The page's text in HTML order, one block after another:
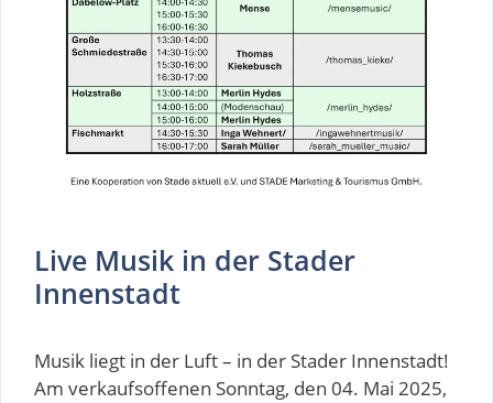
Live Musik in der Stader
Innenstadt
Musik liegt in der Luft – in der Stader Innenstadt!
Am verkaufsoffenen Sonntag, den 04. Mai 2025,